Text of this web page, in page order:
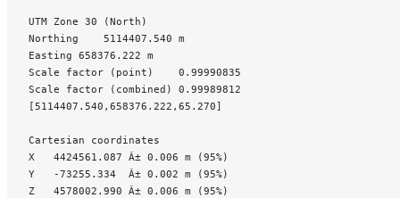
UTM Zone 30 (North)
Northing	5114407.540 m
Easting	658376.222 m
Scale factor (point)	0.99990835
Scale factor (combined)	0.99989812
[5114407.540,658376.222,65.270]
Cartesian coordinates
X	4424561.087	Â± 0.006 m (95%)
Y	-73255.334	Â± 0.002 m (95%)
Z	4578002.990	Â± 0.006 m (95%)